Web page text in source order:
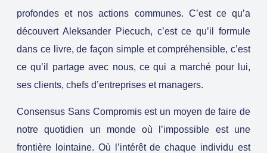
profondes et nos actions communes. C’est ce qu’a
découvert Aleksander Piecuch, c’est ce qu’il formule
dans ce livre, de façon simple et compréhensible, c’est
ce qu’il partage avec nous, ce qui a marché pour lui,
ses clients, chefs d’entreprises et managers.
Consensus Sans Compromis est un moyen de faire de
notre quotidien un monde où l’impossible est une
frontière lointaine. Où l’intérêt de chaque individu est